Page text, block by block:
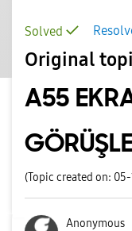
Solved
Original
A55
(Topic created on:
Anonymous